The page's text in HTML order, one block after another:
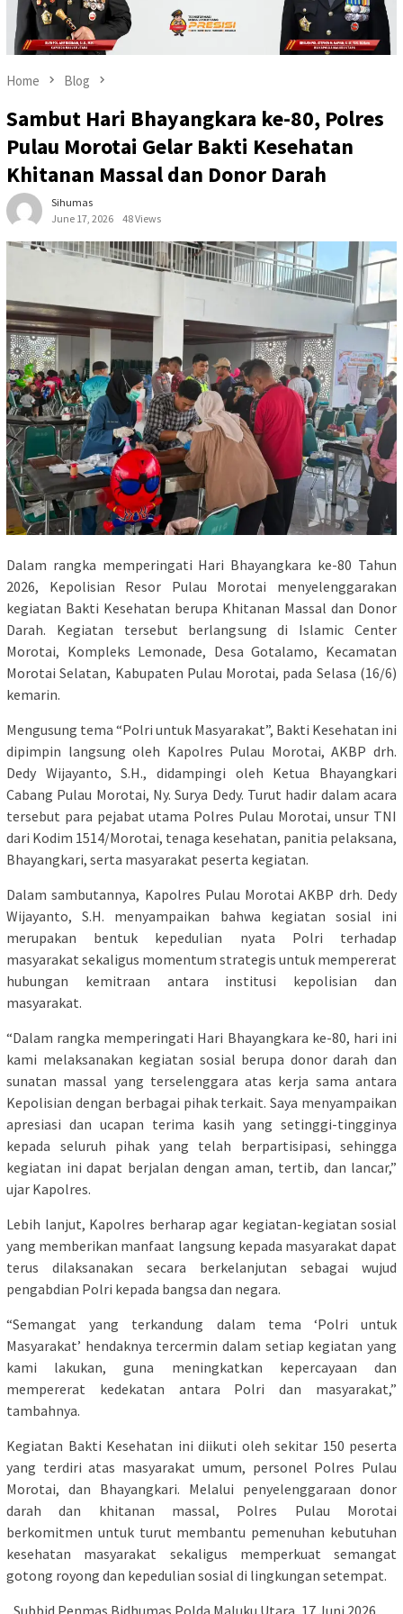
Home Blog
Sambut Hari Bhayangkara ke-80, Polres
Pulau Morotai Gelar Bakti Kesehatan
Khitanan Massal dan Donor Darah
Sihumas
June 17, 2026
48 Views
Dalam rangka memperingati Hari Bhayangkara ke-80 Tahun
2026, Kepolisian Resor Pulau Morotai menyelenggarakan
kegiatan Bakti Kesehatan berupa Khitanan Massal dan Donor
Darah. Kegiatan tersebut berlangsung di Islamic Center
Morotai, Kompleks Lemonade, Desa Gotalamo, Kecamatan
Morotai Selatan, Kabupaten Pulau Morotai, pada Selasa (16/6)
kemarin.
Mengusung tema “Polri untuk Masyarakat”, Bakti Kesehatan ini
dipimpin langsung oleh Kapolres Pulau Morotai, AKBP drh.
Dedy Wijayanto, S.H., didampingi oleh Ketua Bhayangkari
Cabang Pulau Morotai, Ny. Surya Dedy. Turut hadir dalam acara
tersebut para pejabat utama Polres Pulau Morotai, unsur TNI
dari Kodim 1514/Morotai, tenaga kesehatan, panitia pelaksana,
Bhayangkari, serta masyarakat peserta kegiatan.
Dalam sambutannya, Kapolres Pulau Morotai AKBP drh. Dedy
Wijayanto, S.H. menyampaikan bahwa kegiatan sosial ini
merupakan bentuk kepedulian nyata Polri terhadap
masyarakat sekaligus momentum strategis untuk mempererat
hubungan kemitraan antara institusi kepolisian dan
masyarakat.
“Dalam rangka memperingati Hari Bhayangkara ke-80, hari ini
kami melaksanakan kegiatan sosial berupa donor darah dan
sunatan massal yang terselenggara atas kerja sama antara
Kepolisian dengan berbagai pihak terkait. Saya menyampaikan
apresiasi dan ucapan terima kasih yang setinggi-tingginya
kepada seluruh pihak yang telah berpartisipasi, sehingga
kegiatan ini dapat berjalan dengan aman, tertib, dan lancar,”
ujar Kapolres.
Lebih lanjut, Kapolres berharap agar kegiatan-kegiatan sosial
yang memberikan manfaat langsung kepada masyarakat dapat
terus dilaksanakan secara berkelanjutan sebagai wujud
pengabdian Polri kepada bangsa dan negara.
“Semangat yang terkandung dalam tema ‘Polri untuk
Masyarakat’ hendaknya tercermin dalam setiap kegiatan yang
kami lakukan, guna meningkatkan kepercayaan dan
mempererat kedekatan antara Polri dan masyarakat,”
tambahnya.
Kegiatan Bakti Kesehatan ini diikuti oleh sekitar 150 peserta
yang terdiri atas masyarakat umum, personel Polres Pulau
Morotai, dan Bhayangkari. Melalui penyelenggaraan donor
darah dan khitanan massal, Polres Pulau Morotai
berkomitmen untuk turut membantu pemenuhan kebutuhan
kesehatan masyarakat sekaligus memperkuat semangat
gotong royong dan kepedulian sosial di lingkungan setempat.
_Subbid Penmas Bidhumas Polda Maluku Utara, 17 Juni 2026_